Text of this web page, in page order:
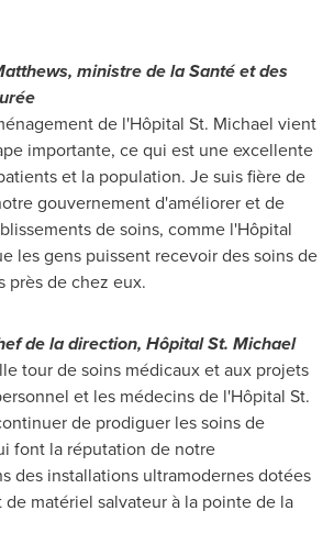
, ministre de la Santé et des
de l'Hôpital St. Michael vient
importante, ce qui est une excellente
et la population. Je suis fière de
gouvernement d'améliorer et de
de soins, comme l'Hôpital
les gens puissent recevoir des soins de
près de chez eux.
de la direction, Hôpital St. Michael
tour de soins médicaux et aux projets
et les médecins de l'Hôpital St.
de prodiguer les soins de
font la réputation de notre
des installations ultramodernes dotées
matériel salvateur à la pointe de la